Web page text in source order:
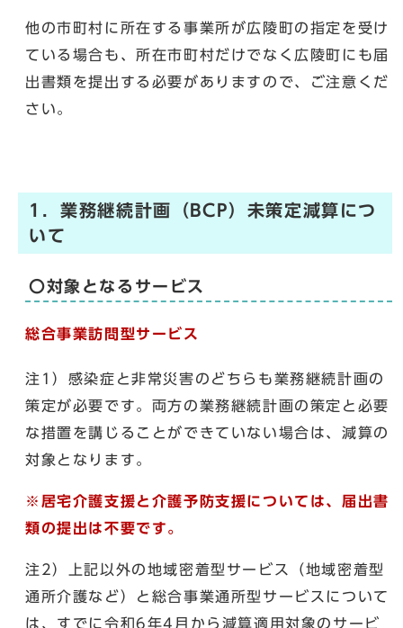
他の市町村に所在する事業所が広陵町の指定を受け
ている場合も、所在市町村だけでなく広陵町にも届
出書類を提出する必要がありますので、ご注意くだ
さい。
1．業務継続計画（BCP）未策定減算につ
いて
〇対象となるサービス
総合事業訪問型サービス
注1）感染症と非常災害のどちらも業務継続計画の
策定が必要です。両方の業務継続計画の策定と必要
な措置を講じることができていない場合は、減算の
対象となります。
※居宅介護支援と介護予防支援については、届出書
類の提出は不要です。
注2）上記以外の地域密着型サービス（地域密着型
通所介護など）と総合事業通所型サービスについて
は、すでに令和6年4月から減算適用対象のサービ